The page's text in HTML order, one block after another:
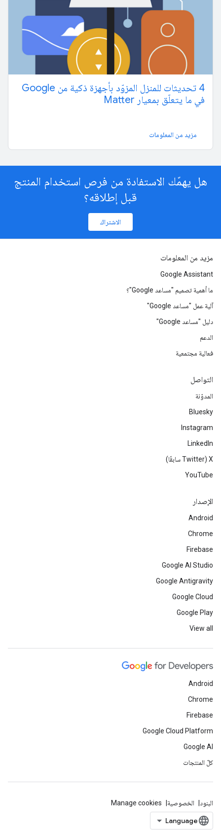
4 تحديثات للمنزل المزوّد بأجهزة ذكية من Google
في ما يتعلّق بمعيار Matter
مزيد من المعلومات
هل يهمّك الاستفادة من فرص استخدام المنتج
قبل إطلاقه؟
الاشتراك
مزيد من المعلومات
Google Assistant
ما أهمية تصميم "مساعد Google"؟
آلية عمل "مساعد Google"
دليل "مساعد Google"
الدعم
فعالية مجتمعية
التواصل
المدوّنة
Bluesky
Instagram
LinkedIn
‫X ‏(Twitter سابقًا)
YouTube
الإصدار
Android
Chrome
Firebase
Google AI Studio
Google Antigravity
Google Cloud
Google Play
View all
Android
Chrome
Firebase
Google Cloud Platform
Google AI
كلّ المنتجات
البنود الخصوصية Manage cookies